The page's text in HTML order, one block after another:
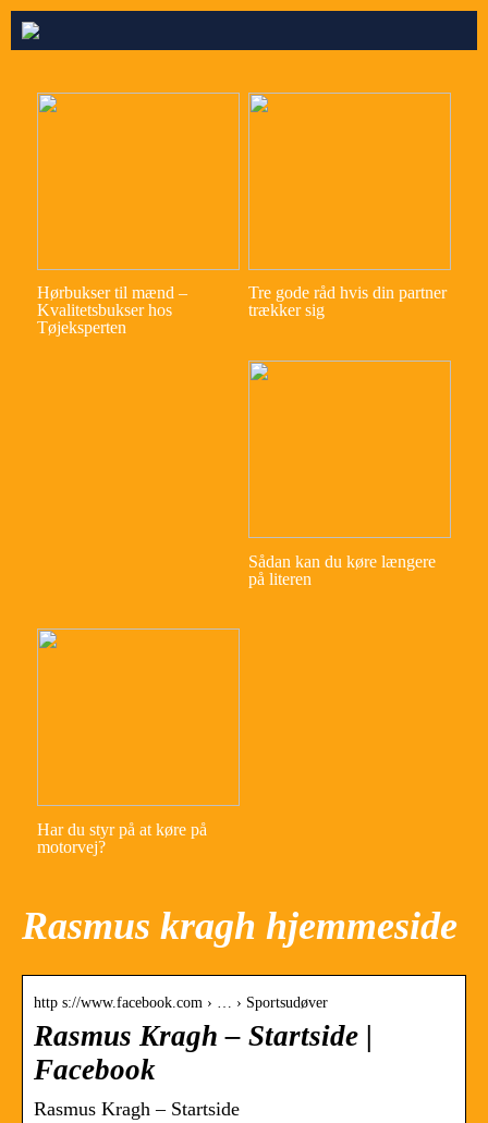
Hørbukser til mænd –
Kvalitetsbukser hos
Tøjeksperten
Tre gode råd hvis din partner
trækker sig
Sådan kan du køre længere
på literen
Har du styr på at køre på
motorvej?
Rasmus kragh hjemmeside
http s://www.facebook.com › … › Sportsudøver
Rasmus Kragh – Startside |
Facebook
Rasmus Kragh – Startside